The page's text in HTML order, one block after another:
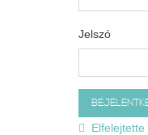
Jelszó